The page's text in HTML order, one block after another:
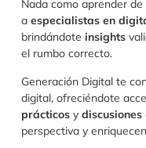
Nada como aprender
a especialistas en
brindándote insights
el rumbo correcto.
Generación Digital te
digital, ofreciéndote
prácticosy discusiones
perspectiva y